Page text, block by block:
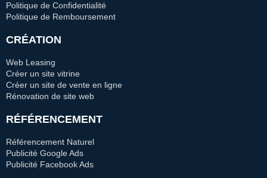
Politique de Confidentialité
Politique de Remboursement
CRÉATION
Web Leasing
Créer un site vitrine
Créer un site de vente en ligne
Rénovation de site web
RÉFÉRENCEMENT
Référencement Naturel
Publicité Google Ads
Publicité Facebook Ads